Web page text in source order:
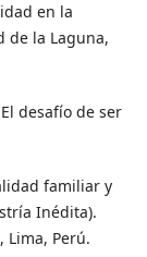
en la
de la Laguna,
desafío de ser
familiar y
Inédita).
Lima, Perú.